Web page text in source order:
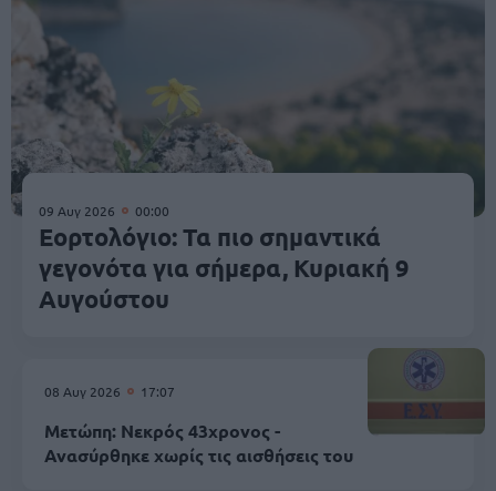
09 Αυγ 2026 00:00
Εορτολόγιο: Τα πιο σημαντικά
γεγονότα για σήμερα, Κυριακή 9
Αυγούστου
08 Αυγ 2026 17:07
Μετώπη: Νεκρός 43χρονος -
Ανασύρθηκε χωρίς τις αισθήσεις του